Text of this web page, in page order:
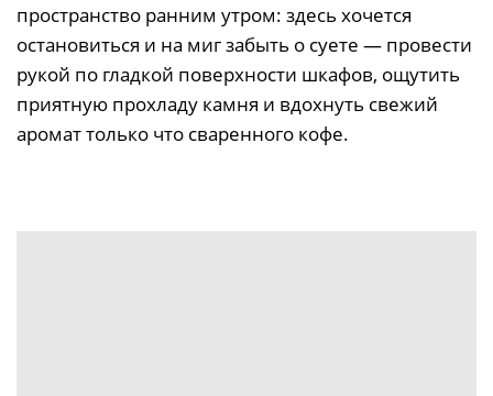
пространство ранним утром: здесь хочется
остановиться и на миг забыть о суете — провести
рукой по гладкой поверхности шкафов, ощутить
приятную прохладу камня и вдохнуть свежий
аромат только что сваренного кофе.